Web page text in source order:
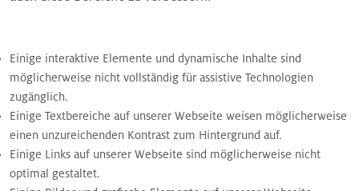
Einige interaktive Elemente und dynamische Inhalte sind
möglicherweise nicht vollständig für assistive Technologien
zugänglich.
Einige Textbereiche auf unserer Webseite weisen möglicherweise
einen unzureichenden Kontrast zum Hintergrund auf.
Einige Links auf unserer Webseite sind möglicherweise nicht
optimal gestaltet.